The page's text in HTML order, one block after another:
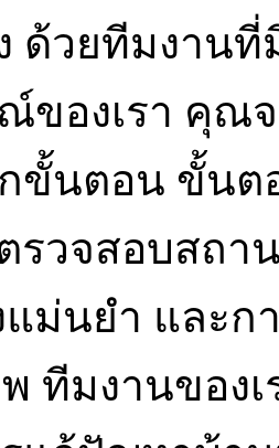
ด้วยทีมงาน
ของเรา คุณ
ขั้นตอน ขั้นต
รวจสอบสถา
ม่นยำ และก
ทีมงานของ